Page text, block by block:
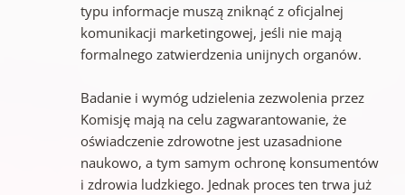
typu informacje muszą zniknąć z oficjalnej
komunikacji marketingowej, jeśli nie mają
formalnego zatwierdzenia unijnych organów.
Badanie i wymóg udzielenia zezwolenia przez
Komisję mają na celu zagwarantowanie, że
oświadczenie zdrowotne jest uzasadnione
naukowo, a tym samym ochronę konsumentów
i zdrowia ludzkiego. Jednak proces ten trwa już